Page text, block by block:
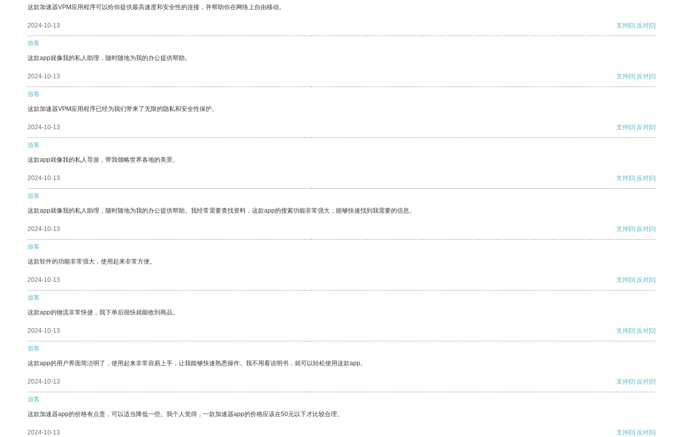
这款加速器VPM应用程序可以给你提供最高速度和安全性的连接，并帮助你在网络上自由移动。
2024-10-13 支持[0] 反对[0]
游客
这款app就像我的私人助理，随时随地为我的办公提供帮助。
2024-10-13 支持[0] 反对[0]
游客
这款加速器VPM应用程序已经为我们带来了无限的隐私和安全性保护。
2024-10-13 支持[0] 反对[0]
游客
这款app就像我的私人导游，带我领略世界各地的美景。
2024-10-13 支持[0] 反对[0]
游客
这款app就像我的私人助理，随时随地为我的办公提供帮助。我经常需要查找资料，这款app的搜索功能非常强大，能够快速找到我需要的信息。
2024-10-13 支持[0] 反对[0]
游客
这款软件的功能非常强大，使用起来非常方便。
2024-10-13 支持[0] 反对[0]
游客
这款app的物流非常快捷，我下单后很快就能收到商品。
2024-10-13 支持[0] 反对[0]
游客
这款app的用户界面简洁明了，使用起来非常容易上手，让我能够快速熟悉操作。我不用看说明书，就可以轻松使用这款app。
2024-10-13 支持[0] 反对[0]
游客
这款加速器app的价格有点贵，可以适当降低一些。我个人觉得，一款加速器app的价格应该在50元以下才比较合理。
2024-10-13 支持[0] 反对[0]